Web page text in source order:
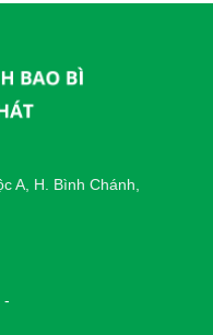
A, H. Bình Chánh,
-